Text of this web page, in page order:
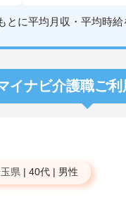
とに平均月収・平均時給
イナビ介護職ご
県 | 40代 | 男性